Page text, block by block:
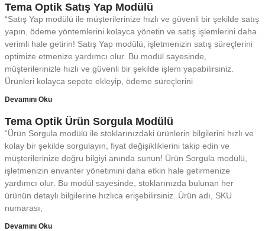
Tema Optik Satış Yap Modülü
“Satış Yap modülü ile müşterilerinize hızlı ve güvenli bir şekilde satış
yapın, ödeme yöntemlerini kolayca yönetin ve satış işlemlerini daha
verimli hale getirin! Satış Yap modülü, işletmenizin satış süreçlerini
optimize etmenize yardımcı olur. Bu modül sayesinde,
müşterilerinizle hızlı ve güvenli bir şekilde işlem yapabilirsiniz.
Ürünleri kolayca sepete ekleyip, ödeme süreçlerini
Devamını Oku
Tema Optik Ürün Sorgula Modülü
“Ürün Sorgula modülü ile stoklarınızdaki ürünlerin bilgilerini hızlı ve
kolay bir şekilde sorgulayın, fiyat değişikliklerini takip edin ve
müşterilerinize doğru bilgiyi anında sunun! Ürün Sorgula modülü,
işletmenizin envanter yönetimini daha etkin hale getirmenize
yardımcı olur. Bu modül sayesinde, stoklarınızda bulunan her
ürünün detaylı bilgilerine hızlıca erişebilirsiniz. Ürün adı, SKU
numarası,
Devamını Oku